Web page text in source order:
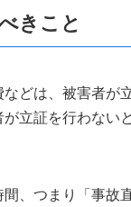
きこと
どは、被害者が
立証を行わない
、つまり「事故